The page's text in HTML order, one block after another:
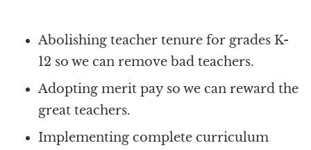
Abolishing teacher tenure for grades K-
12 so we can remove bad teachers.
Adopting merit pay so we can reward the
great teachers.
Implementing complete curriculum